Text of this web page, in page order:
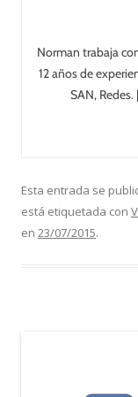
Norman trabaja
12 años de
SAN,
Esta entrada se
está etiquetada con
en 23/07/2015.